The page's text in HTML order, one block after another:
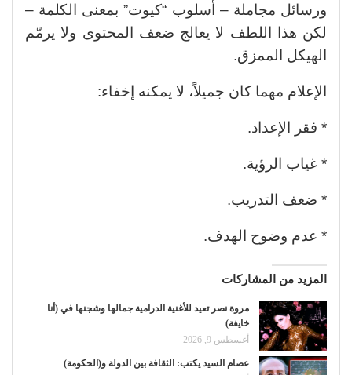
ورسائل مجاملة – أسلوب “كيوت” بمعنى الكلمة –
لكن هذا اللطف لا يعالج ضعف المحتوى ولا يرمّم
الهيكل الممزق.
الإعلام مهما كان جميلاً، لا يمكنه إخفاء:
* فقر الإعداد.
* غياب الرؤية.
* ضعف التدريب.
* عدم وضوح الهدف.
المزيد من المشاركات
مروة نصر تعيد للأغنية الدرامية جمالها وشجنها في (أنا
خايفة)
أغسطس 9, 2026
عصام السيد يكتب: الثقافة بين الدولة و(الحكومة)